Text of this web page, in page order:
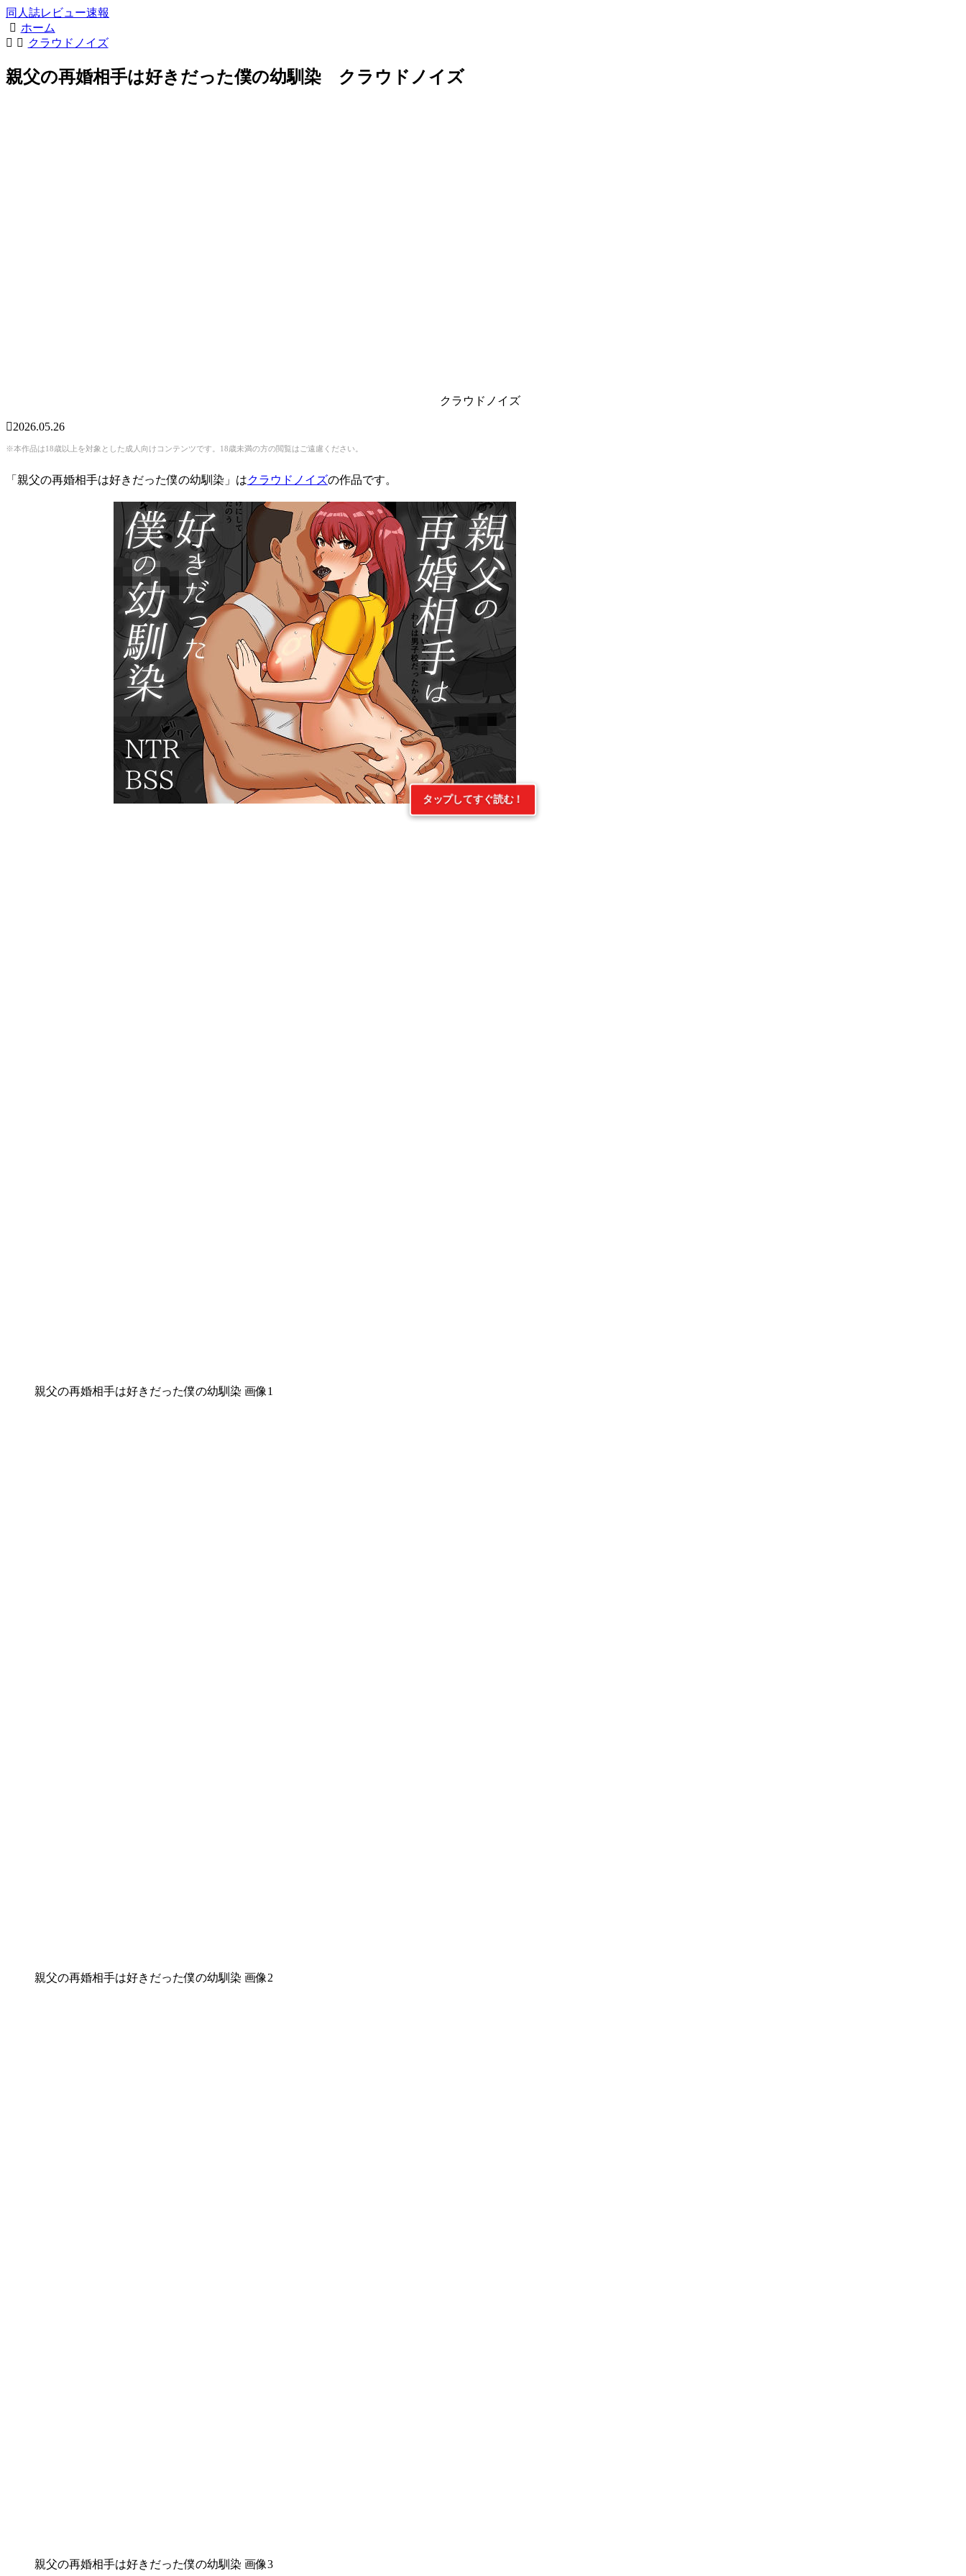
同人誌レビュー速報
ホーム
クラウドノイズ
親父の再婚相手は好きだった僕の幼馴染 クラウドノイズ
クラウドノイズ
2026.05.26
※本作品は18歳以上を対象とした成人向けコンテンツです。18歳未満の方の閲覧はご遠慮ください。
「親父の再婚相手は好きだった僕の幼馴染」はクラウドノイズの作品です。
タップしてすぐ読む！
親父の再婚相手は好きだった僕の幼馴染 画像1
親父の再婚相手は好きだった僕の幼馴染 画像2
親父の再婚相手は好きだった僕の幼馴染 画像3